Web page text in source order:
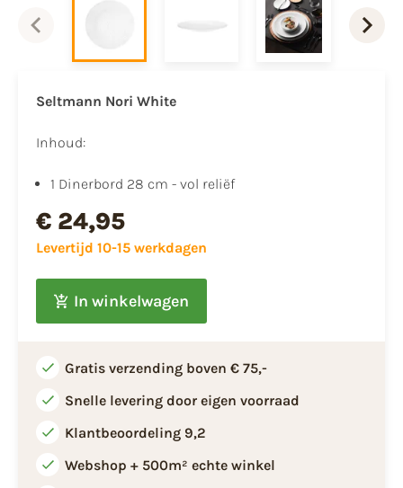
Seltmann Nori White
Inhoud:
1 Dinerbord 28 cm - vol reliëf
€ 24,95
Levertijd 10-15 werkdagen
In winkelwagen
Gratis verzending boven € 75,-
Snelle levering door eigen voorraad
Klantbeoordeling 9,2
Webshop + 500m² echte winkel